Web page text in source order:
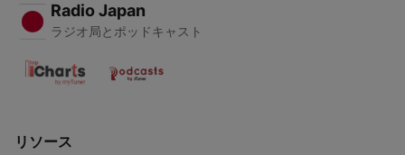
Radio Japan
ラジオ局とポッドキャスト
リソース